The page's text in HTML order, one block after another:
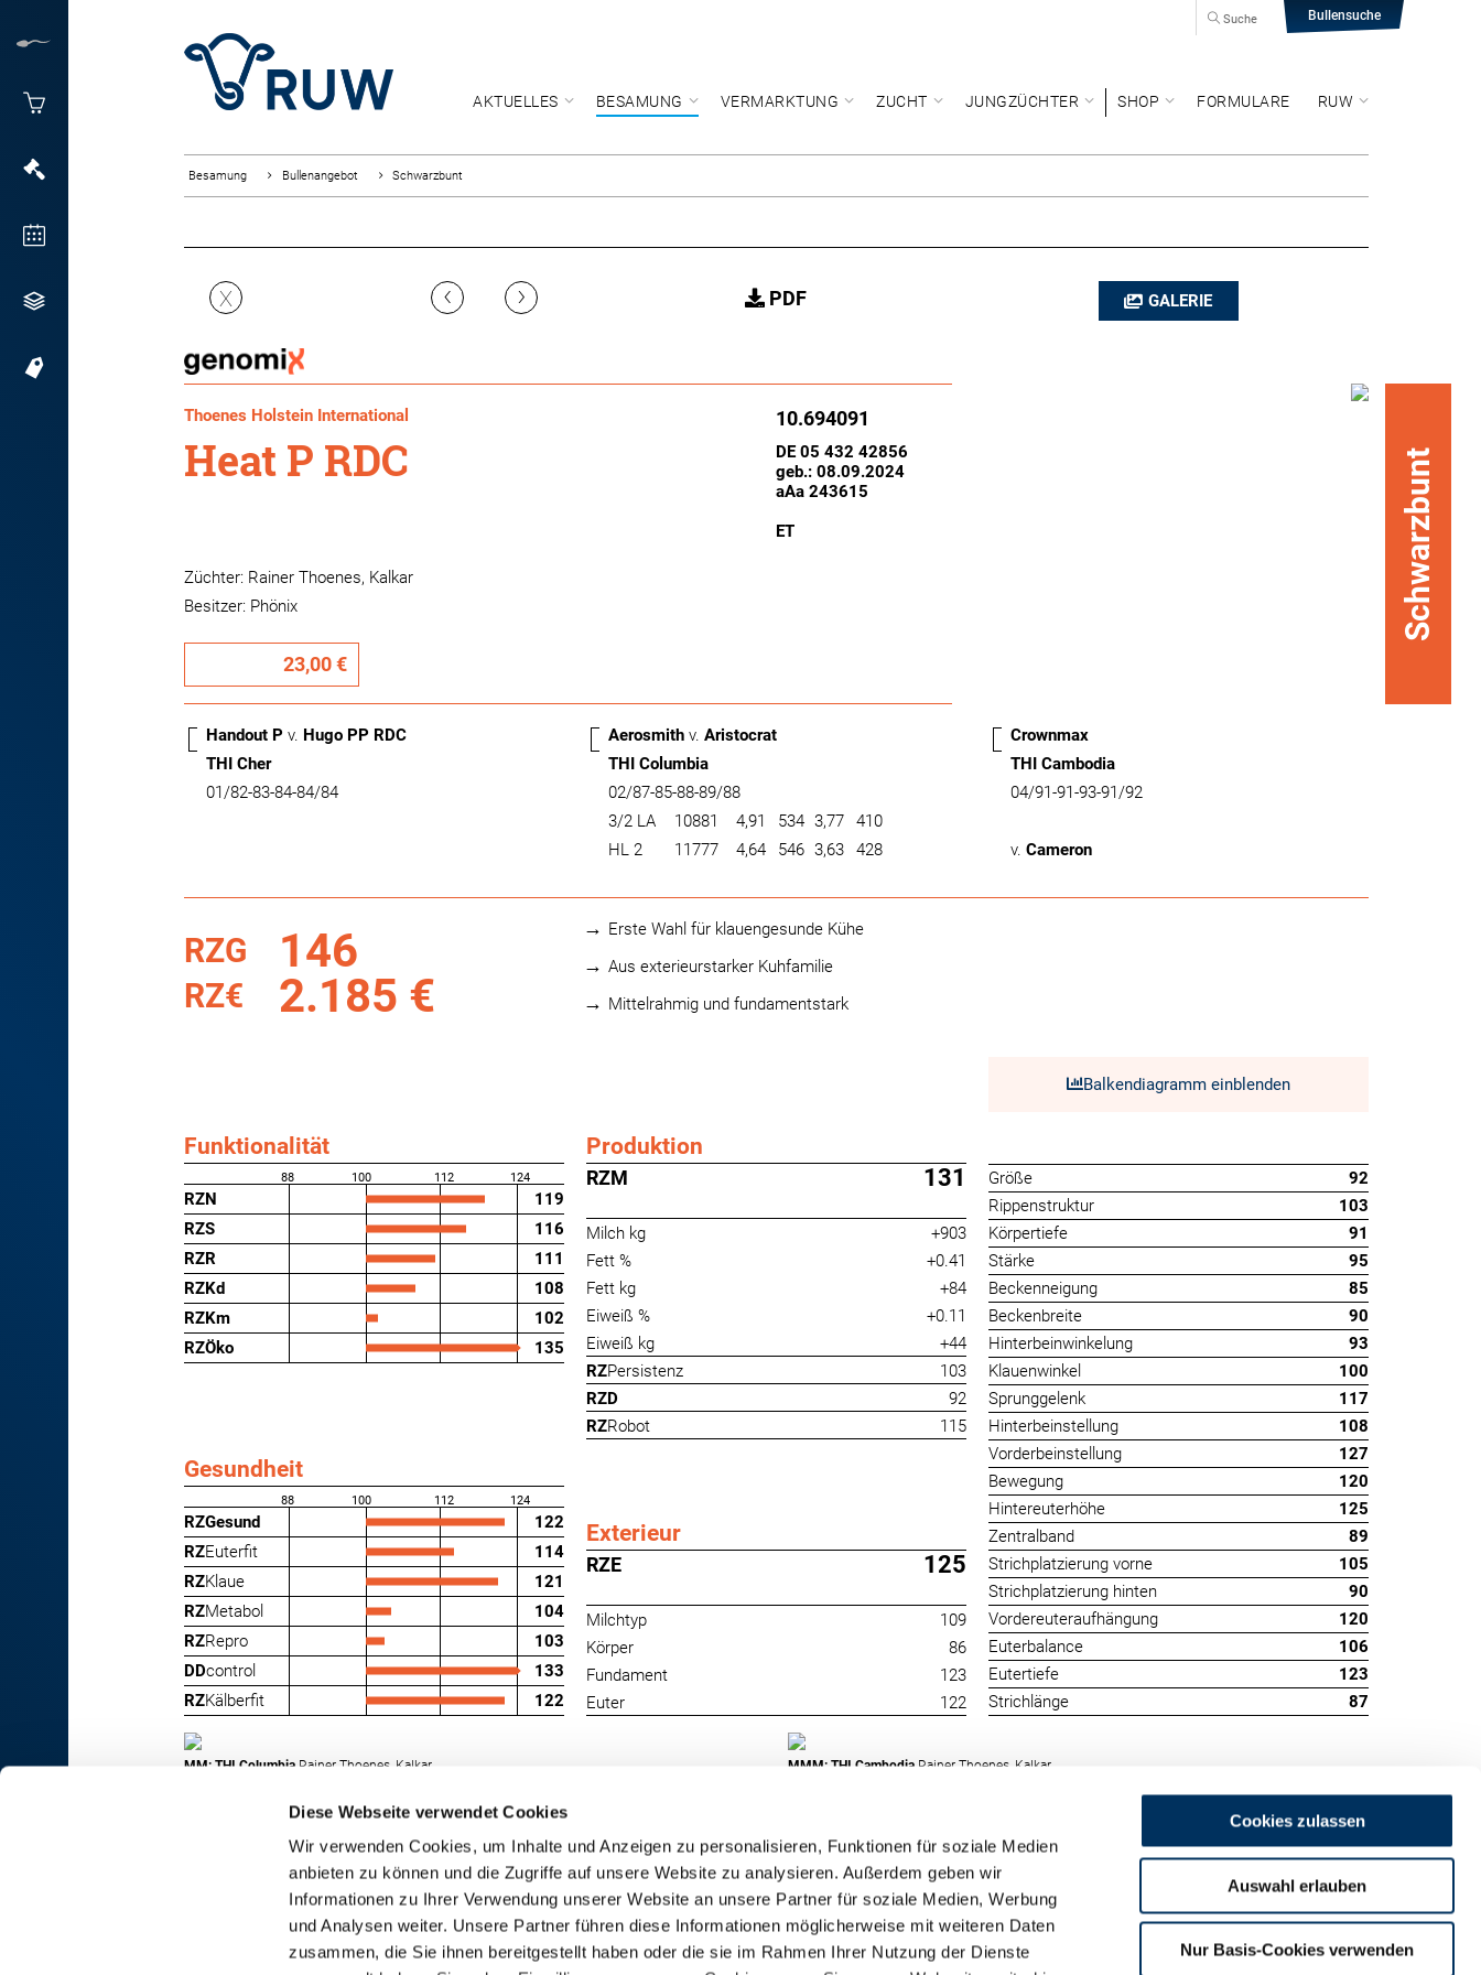
Diese Webseite verwendet Cookies
Wir verwenden Cookies, um Inhalte und Anzeigen zu personalisieren, Funktionen für soziale Medien
anbieten zu können und die Zugriffe auf unsere Website zu analysieren. Außerdem geben wir
Informationen zu Ihrer Verwendung unserer Website an unsere Partner für soziale Medien, Werbung
und Analysen weiter. Unsere Partner führen diese Informationen möglicherweise mit weiteren Daten
zusammen, die Sie ihnen bereitgestellt haben oder die sie im Rahmen Ihrer Nutzung der Dienste
Cookies zulassen
Auswahl erlauben
Nur Basis-Cookies verwenden
Bullensuche
Suche
AKTUELLES BESAMUNG VERMARKTUNG ZUCHT JUNGZÜCHTER SHOP FORMULARE RUW
Besamung Bullenangebot Schwarzbunt
X ‹ › PDF GALERIE
Thoenes Holstein International
Heat P RDC
10.694091
DE 05 432 42856
geb.: 08.09.2024
aAa 243615
ET
Züchter: Rainer Thoenes, Kalkar
Besitzer: Phönix
23,00 €
Schwarzbunt
Handout P v. Hugo PP RDC
THI Cher
01/82-83-84-84/84
Aerosmith v. Aristocrat
THI Columbia
02/87-85-88-89/88
3/2 LA
10881 4,91 534 3,77
410
HL 2
11777 4,64 546 3,63 428
Crownmax
THI Cambodia
04/91-91-93-91/92
v. Cameron
RZG 146
RZ€ 2.185 €
Erste Wahl für klauengesunde Kühe
Aus exterieurstarker Kuhfamilie
Mittelrahmig und fundamentstark
Balkendiagramm einblenden
Funktionalität
88 100 112 124
RZN
119
RZS
116
RZR
111
RZKd
108
RZKm
102
RZÖko
135
Gesundheit
88 100 112 124
RZGesund
122
RZEuterfit
114
RZKlaue
121
RZMetabol
104
RZRepro
103
DDcontrol
133
RZKälberfit 122
Produktion
RZM 131
Milch kg
+903
Fett %
+0.41
Fett kg
+84
Eiweiß %
+0.11
Eiweiß kg
+44
RZPersistenz
103
RZD
92
RZRobot 115
Exterieur
RZE 125
Milchtyp
109
Körper
86
Fundament
123
Euter
122
Größe
92
Rippenstruktur
103
Körpertiefe
91
Stärke
95
Beckenneigung
85
Beckenbreite
90
Hinterbeinwinkelung
93
Klauenwinkel
100
Sprunggelenk
117
Hinterbeinstellung
108
Vorderbeinstellung
127
Bewegung
120
Hintereuterhöhe
125
Zentralband
89
Strichplatzierung vorne
105
Strichplatzierung hinten
90
Vordereuteraufhängung
120
Euterbalance
106
Eutertiefe
123
Strichlänge
87
MM: THI Columbia Rainer Thoenes, Kalkar MMM: THI CambodiaRainer Thoenes, Kalkar
RINDER-UNION WEST eG
RUW-Zentrale Münster
RUW-Regionalzentrum
Nordrhein
RUW-Regionalzentrum
Rheinland-Pfalz/Saarland